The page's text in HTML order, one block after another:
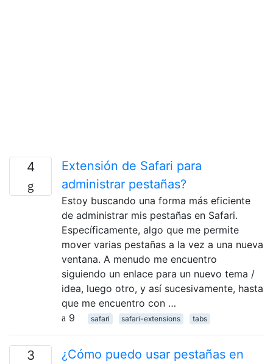
4
Extensión de Safari para
administrar pestañas?
Estoy buscando una forma más eficiente
de administrar mis pestañas en Safari.
Específicamente, algo que me permite
mover varias pestañas a la vez a una nueva
ventana. A menudo me encuentro
siguiendo un enlace para un nuevo tema /
idea, luego otro, y así sucesivamente, hasta
que me encuentro con …
9
safari safari-extensions tabs
3
¿Cómo puedo usar pestañas en